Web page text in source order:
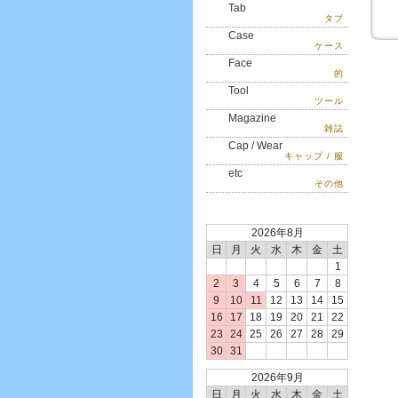
Tab
タブ
Case
ケース
Face
的
Tool
ツール
Magazine
雑誌
Cap / Wear
キャップ / 服
etc
その他
2026年8月
日
月 火 水 木 金
土
1
2
3 4 5 6 7
8
9
10 11 12 13 14
15
16
17 18 19 20 21
22
23
24 25 26 27 28
29
30
31
2026年9月
日
月 火 水 木 金 土